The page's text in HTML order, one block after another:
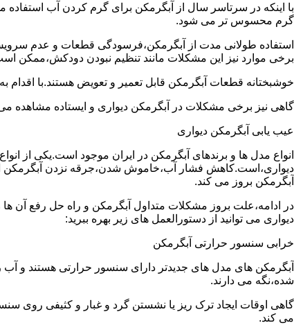
با اینکه در سرتاسر سال از آبگرمکن برای گرم کردن آب
گرم محسوس تر می شود.
استفاده طولانی مدت از آبگرمکن،فرسودگی قطعات و عدم
برخی موارد نیز این مشکلات مانند تنظیم نبودن دودکش،ممکن
خوشبختانه قطعات آبگرمکن قابل تعمیر و تعویض هستند.با
گاهی نیز برخی مشکلات در آبگرمکن دیواری و ایستاده
عیب یابی آبگرمکن دیواری
انواع مدل ها و برندهای آبگرمکن در ایران موجود است.یکی از
دیواری،است.کاهش فشار آب،خاموش شدن،جرقه نزدن آبگرمکن
آبگرمکن بروز می کند.
در ادامه،علت بروز مشکلات متداول آبگرمکن و راه حل رفع آن
دیواری می توانید از دستورالعمل های زیر بهره ببرید:
خرابی سنسور حرارتی آبگرمکن
آبگرمکن های مدل های جدیدتر دارای سنسور حرارتی هستند و
شده،نگه می دارند.
گاهی اوقات ایجاد ترک ریز یا نشستن گرد و غبار و کثیفی روی
می کند.